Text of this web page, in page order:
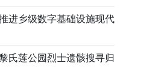
进乡级数字基础设施现代
氏莲公园烈士遗骸搜寻归